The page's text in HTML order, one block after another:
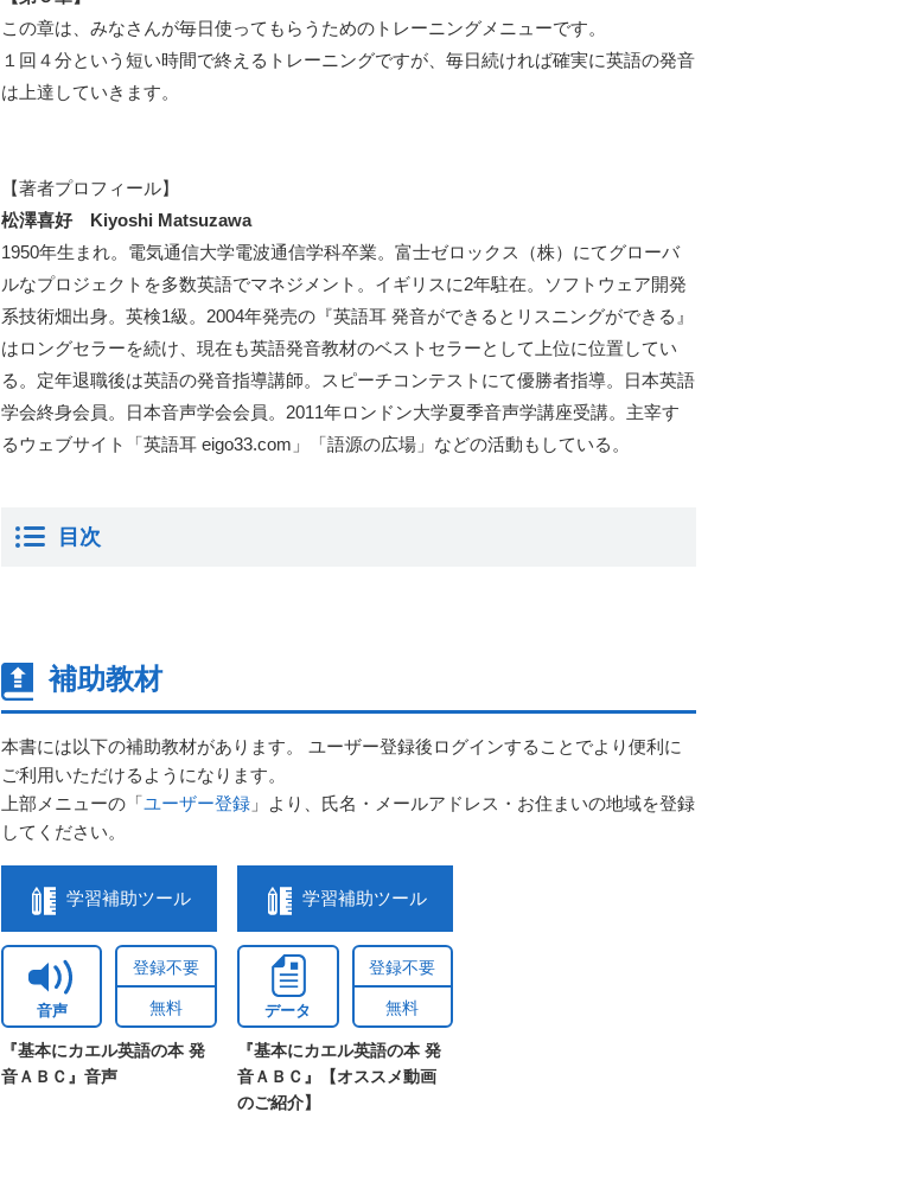
この章は、みなさんが毎日使ってもらうためのトレーニングメニューです。
１回４分という短い時間で終えるトレーニングですが、毎日続ければ確実に英語の発音
は上達していきます。
【著者プロフィール】
松澤喜好 Kiyoshi Matsuzawa
1950年生まれ。電気通信大学電波通信学科卒業。富士ゼロックス（株）にてグローバ
ルなプロジェクトを多数英語でマネジメント。イギリスに2年駐在。ソフトウェア開発
系技術畑出身。英検1級。2004年発売の『英語耳 発音ができるとリスニングができる』
はロングセラーを続け、現在も英語発音教材のベストセラーとして上位に位置してい
る。定年退職後は英語の発音指導講師。スピーチコンテストにて優勝者指導。日本英語
学会終身会員。日本音声学会会員。2011年ロンドン大学夏季音声学講座受講。主宰す
るウェブサイト「英語耳 eigo33.com」「語源の広場」などの活動もしている。
目次
補助教材
本書には以下の補助教材があります。 ユーザー登録後ログインすることでより便利に
ご利用いただけるようになります。
上部メニューの「ユーザー登録 」より、氏名・メールアドレス・お住まいの地域を登録
してください。
学習補助ツール
音声
登録不要
無料
『基本にカエル英語の本 発
音ＡＢＣ』音声
学習補助ツール
データ
登録不要
無料
『基本にカエル英語の本 発
音ＡＢＣ』【オススメ動画
のご紹介】